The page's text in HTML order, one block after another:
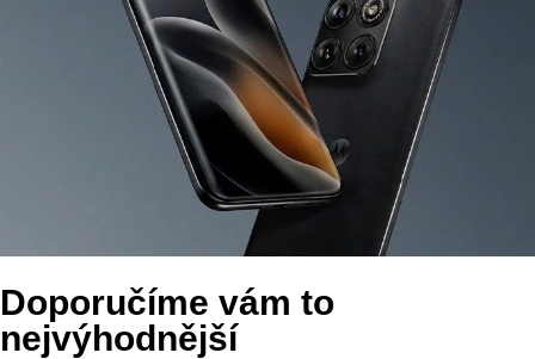
Doporučíme vám to
nejvýhodnější